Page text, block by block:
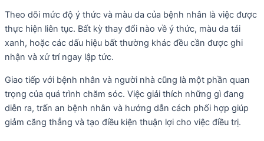
Theo dõi mức độ ý thức và màu da của bệnh nhân là việc được
thực hiện liên tục. Bất kỳ thay đổi nào về ý thức, màu da tái
xanh, hoặc các dấu hiệu bất thường khác đều cần được ghi
nhận và xử trí ngay lập tức.
Giao tiếp với bệnh nhân và người nhà cũng là một phần quan
trọng của quá trình chăm sóc. Việc giải thích những gì đang
diễn ra, trấn an bệnh nhân và hướng dẫn cách phối hợp giúp
giảm căng thẳng và tạo điều kiện thuận lợi cho việc điều trị.